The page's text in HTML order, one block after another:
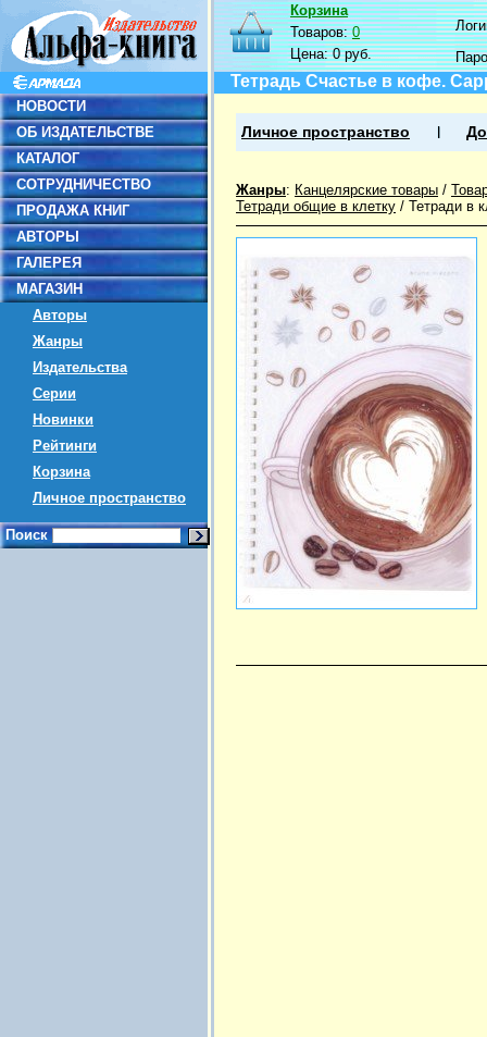
НОВОСТИ
ОБ ИЗДАТЕЛЬСТВЕ
КАТАЛОГ
СОТРУДНИЧЕСТВО
ПРОДАЖА КНИГ
АВТОРЫ
ГАЛЕРЕЯ
МАГАЗИН
Авторы
Жанры
Издательства
Серии
Новинки
Рейтинги
Корзина
Личное пространство
Поиск
Корзина
Товаров:0
Цена:0 руб.
Тетрадь Счастье в кофе.
Личное пространство
Жанры: Канцелярские товары /
Тетради общие в клетку / Тетради в